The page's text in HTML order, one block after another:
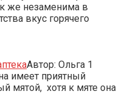
же незаменима в
вкус горячего
Автор: Ольга 1
имеет приятный
мятой, хотя к мяте она